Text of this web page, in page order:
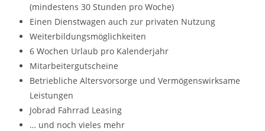
(mindestens 30 Stunden pro Woche)
Einen Dienstwagen auch zur privaten Nutzung
Weiterbildungsmöglichkeiten
6 Wochen Urlaub pro Kalenderjahr
Mitarbeitergutscheine
Betriebliche Altersvorsorge und Vermögenswirksame
Leistungen
Jobrad Fahrrad Leasing
… und noch vieles mehr